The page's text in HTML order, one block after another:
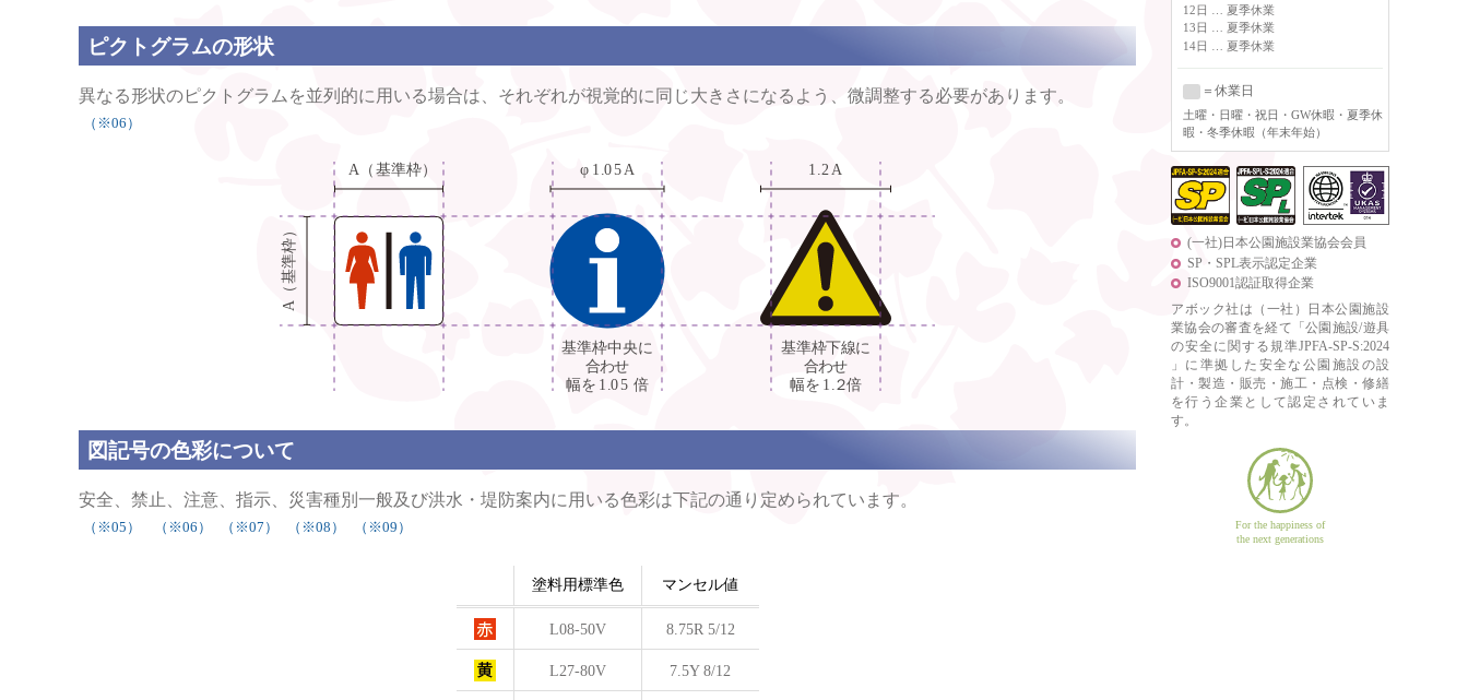
ピクトグラムの形状
異なる形状のピクトグラムを並列的に用いる場合は、それぞれが視覚的に同じ大きさになるよう、微調整する必要があります。
（※06）
図記号の色彩について
安全、禁止、注意、指示、災害種別一般及び洪水・堤防案内に用いる色彩は下記の通り定められています。
（※05） （※06） （※07） （※08） （※09）
塗料用標準色 マンセル値
L08-50V 8.75R 5/12
L27-80V 7.5Y 8/12
12日 … 夏季休業
13日 … 夏季休業
14日 … 夏季休業
＝休業日
土曜・日曜・祝日・GW休暇・夏季休
暇・冬季休暇（年末年始）
(一社)日本公園施設業協会会員
SP・SPL表示認定企業
ISO9001認証取得企業
アボック社は（一社）日本公園施設
業協会の審査を経て「公園施設/遊具
の安全に関する規準JPFA-SP-S:2024
」に準拠した安全な公園施設の設
計・製造・販売・施工・点検・修繕
を行う企業として認定されていま
す。
For the happiness of
the next generations